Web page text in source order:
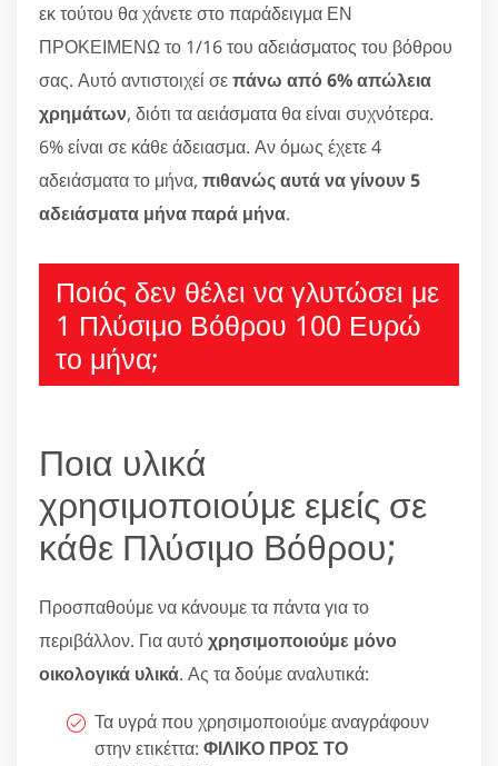
εκ τούτου θα χάνετε στο παράδειγμα ΕΝ
ΠΡΟΚΕΙΜΕΝΩ το 1/16 του αδειάσματος του βόθρου
σας. Αυτό αντιστοιχεί σεπάνω από 6% απώλεια
χρημάτων, διότι τα αειάσματα θα είναι συχνότερα.
6% είναι σε κάθε άδειασμα. Αν όμως έχετε 4
αδειάσματα το μήνα, πιθανώς αυτά να γίνουν 5
αδειάσματα μήνα παρά μήνα.
Ποιός δεν θέλει να γλυτώσει με
1 Πλύσιμο Βόθρου 100 Ευρώ
το μήνα;
Ποια υλικά
χρησιμοποιούμε εμείς σε
κάθε Πλύσιμο Βόθρου;
Προσπαθούμε να κάνουμε τα πάντα για το
περιβάλλον. Για αυτόχρησιμοποιούμε μόνο
οικολογικά υλικά. Ας τα δούμε αναλυτικά:
Τα υγρά που χρησιμοποιούμε αναγράφουν
στην ετικέττα: ΦΙΛΙΚΟ ΠΡΟΣ ΤΟ